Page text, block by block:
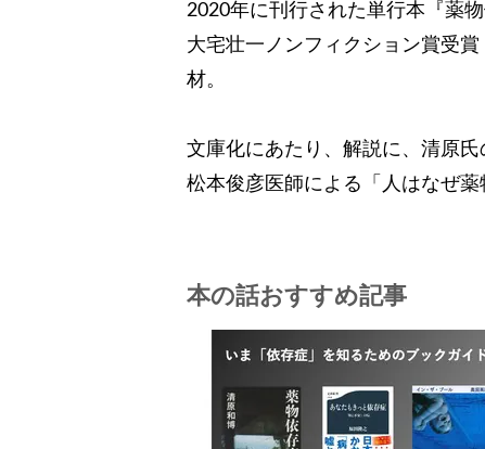
2020年に刊行された単行本『薬
大宅壮一ノンフィクション賞受
材。
文庫化にあたり、解説に、清原
松本俊彦医師による「人はなぜ薬
本の話おすすめ記事